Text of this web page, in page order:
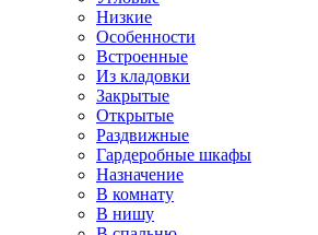
Низкие
Особенности
Встроенные
Из кладовки
Закрытые
Открытые
Раздвижные
Гардеробные шкафы
Назначение
В комнату
В нишу